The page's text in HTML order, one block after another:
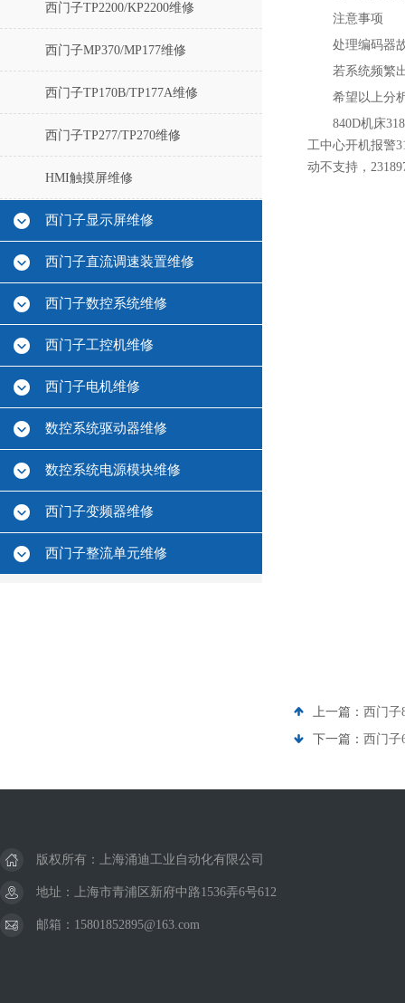
西门子TP2200/KP2200维修
西门子MP370/MP177维修
西门子TP170B/TP177A维修
西门子TP277/TP270维修
HMI触摸屏维修
西门子显示屏维修
西门子直流调速装置维修
西门子数控系统维修
西门子工控机维修
西门子电机维修
数控系统驱动器维修
数控系统电源模块维修
西门子变频器维修
西门子整流单元维修
注意事项
处理编码器
若系统频繁
希望以上分
840D机床
工中心开机报警
动不支持，
上一篇： 西门子
下一篇： 西门子
版权所有：上海涌迪工业自动化有限公司
地址：上海市青浦区新府中路1536弄6号612
邮箱：15801852895@163.com